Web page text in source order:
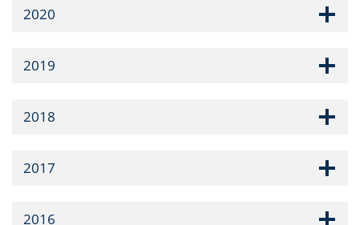
2020
2019
2018
2017
2016